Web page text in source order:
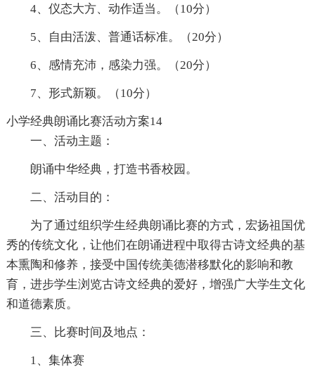
4、仪态大方、动作适当。（10分）
5、自由活泼、普通话标准。（20分）
6、感情充沛，感染力强。（20分）
7、形式新颖。（10分）
小学经典朗诵比赛活动方案14
一、活动主题：
朗诵中华经典，打造书香校园。
二、活动目的：
为了通过组织学生经典朗诵比赛的方式，宏扬祖国优
秀的传统文化，让他们在朗诵进程中取得古诗文经典的基
本熏陶和修养，接受中国传统美德潜移默化的影响和教
育，进步学生浏览古诗文经典的爱好，增强广大学生文化
和道德素质。
三、比赛时间及地点：
1、集体赛